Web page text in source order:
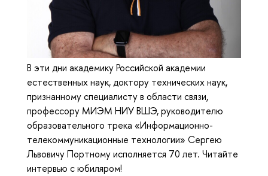
В эти дни академику Российской академии
естественных наук, доктору технических наук,
признанному специалисту в области связи,
профессору МИЭМ НИУ ВШЭ, руководителю
образовательного трека «Информационно-
телекоммуникационные технологии» Сергею
Львовичу Портному исполняется 70 лет. Читайте
интервью с юбиляром!